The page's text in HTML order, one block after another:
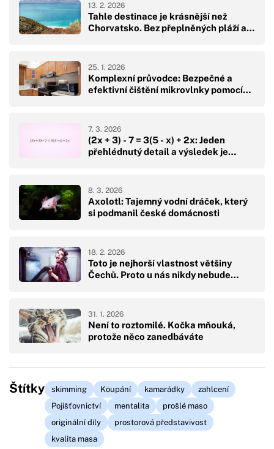
Tahle destinace je krásnější než
Chorvatsko. Bez přeplněných pláží a…
13. 2. 2026
Komplexní průvodce: Bezpečné a
efektivní čištění mikrovlnky pomocí…
25. 1. 2026
(2x + 3) - 7 = 3(5 - x) + 2x: Jeden
přehlédnutý detail a výsledek je…
7. 3. 2026
Axolotl: Tajemný vodní dráček, který
si podmanil české domácnosti
8. 3. 2026
Toto je nejhorší vlastnost většiny
Čechů. Proto u nás nikdy nebude…
18. 2. 2026
Není to roztomilé. Kočka mňouká,
protože něco zanedbáváte
31. 1. 2026
Štítky skimming Koupání kamarádky
zahlcení
Pojišťovnictví
mentalita
prošlé maso
originální díly
prostorová představivost
kvalita masa